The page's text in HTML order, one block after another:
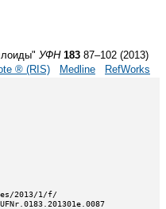
УФН 183 87–102 (2013)
® (RIS) Medline
RefWorks